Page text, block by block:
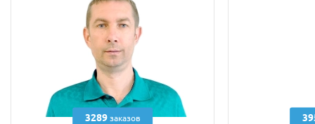
3289заказов